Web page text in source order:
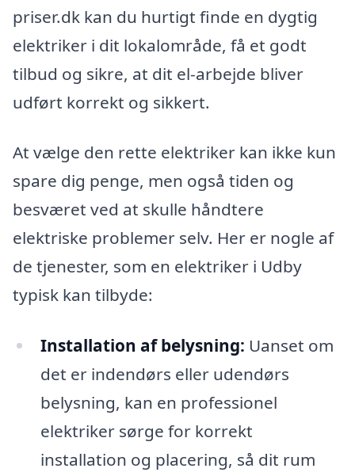
priser.dk kan du hurtigt finde en dygtig
elektriker i dit lokalområde, få et godt
tilbud og sikre, at dit el-arbejde bliver
udført korrekt og sikkert.
At vælge den rette elektriker kan ikke kun
spare dig penge, men også tiden og
besværet ved at skulle håndtere
elektriske problemer selv. Her er nogle af
de tjenester, som en elektriker i Udby
typisk kan tilbyde:
Installation af belysning: Uanset om
det er indendørs eller udendørs
belysning, kan en professionel
elektriker sørge for korrekt
installation og placering, så dit rum